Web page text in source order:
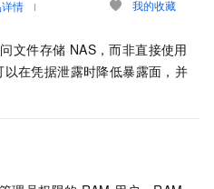
情 我的收藏
文件存储 NAS，而非直接使用
在凭据泄露时降低暴露面，并